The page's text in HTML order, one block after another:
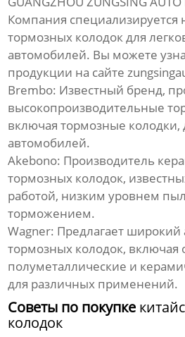
Компания специализируется
тормозных колодокдля
автомобилей. Вы можете
продукции на сайте
Brembo: Известный бренд,
высокопроизводительные
включаятормозные колодки,
автомобилей.
Akebono: Производитель
тормозных колодок,
работой, низким уровнем
торможением.
Wagner: Предлагает широкий
тормозных колодок, включая
полуметаллические и
для различных применений.
Советы по покупке
колодок